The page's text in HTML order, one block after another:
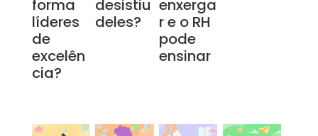
forma
líderes
de
excelên
cia?
desistiu
deles?
enxerga
r e o RH
pode
ensinar